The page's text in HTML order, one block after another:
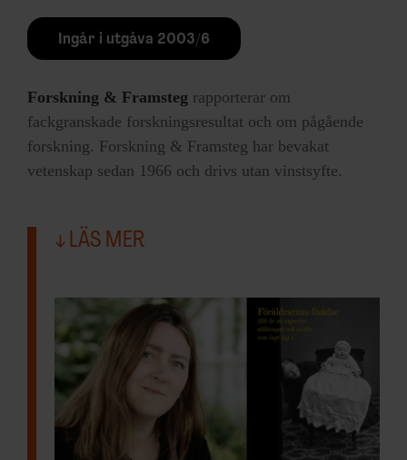
Ingår i utgåva 2003/6
Forskning & Framsteg rapporterar om
fackgranskade forskningsresultat och om pågående
forskning. Forskning & Framsteg har bevakat
vetenskap sedan 1966 och drivs utan vinstsyfte.
LÄS MER